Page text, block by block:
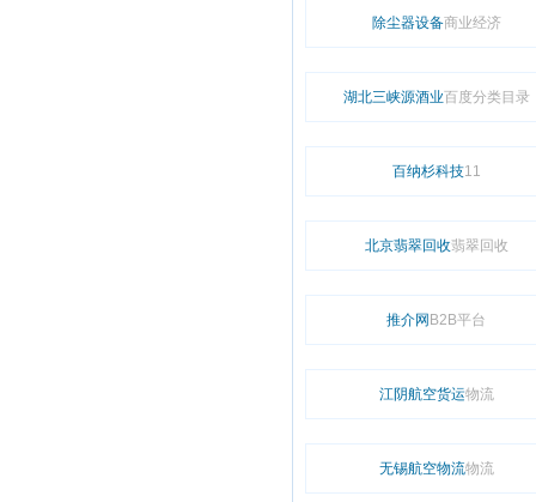
除尘器设备商业经济
湖北三峡源酒业百度分类目录
百纳杉科技11
北京翡翠回收翡翠回收
推介网 B2B平台
江阴航空货运物流
无锡航空物流物流